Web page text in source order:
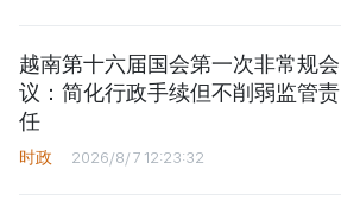
越南第十六届国会第一次非常规会
议：简化行政手续但不削弱监管责
任
时政 2026/8/7 12:23:32